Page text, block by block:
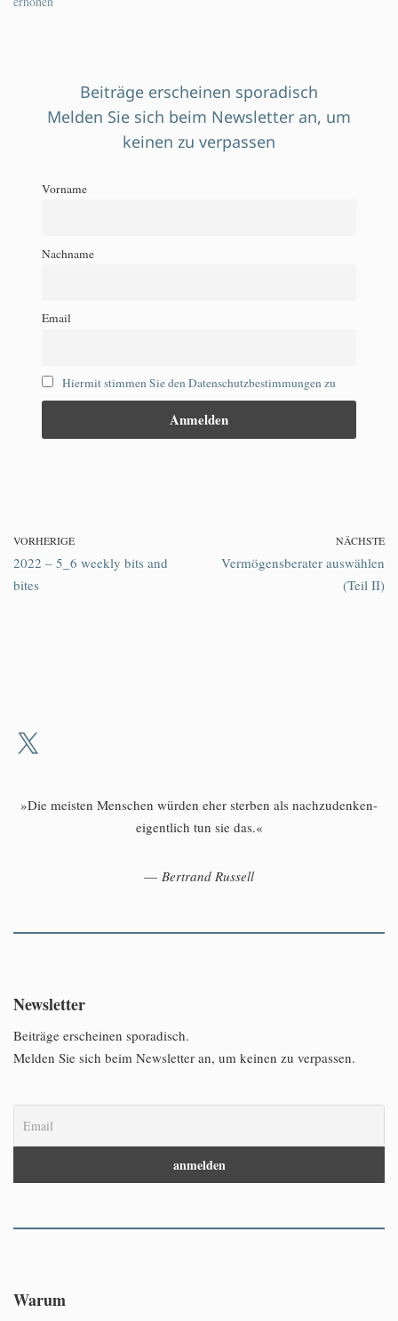
Beiträge erscheinen sporadisch
Melden Sie sich beim Newsletter an, um
keinen zu verpassen
Vorname
Nachname
Email
Hiermit stimmen Sie den Datenschutzbestimmungen zu
VORHERIGE
2022 – 5_6 weekly bits and
bites
NÄCHSTE
Vermögensberater auswählen
(Teil II)
»Die meisten Menschen würden eher sterben als nachzudenken-
eigentlich tun sie das.«
— Bertrand Russell
Newsletter
Beiträge erscheinen sporadisch.
Melden Sie sich beim Newsletter an, um keinen zu verpassen.
Warum